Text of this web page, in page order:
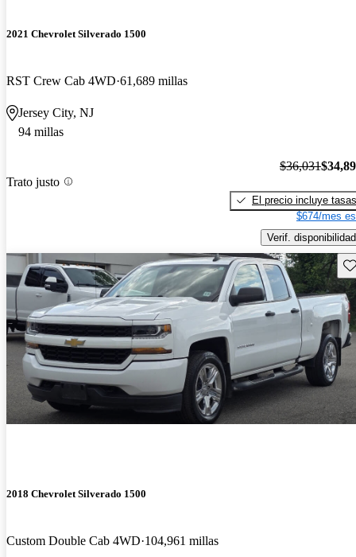
2021 Chevrolet Silverado 1500
RST Crew Cab 4WD 61,689 millas
Jersey City, NJ
94 millas
Trato justo
$36,031
El precio incluye tasas
$674/mes
Verif. disponibilidad
2018 Chevrolet Silverado 1500
Custom Double Cab 4WD 104,961 millas